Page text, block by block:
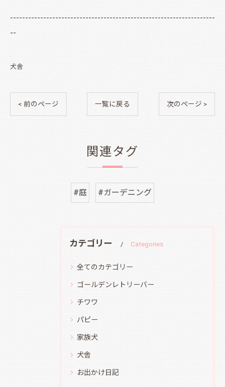
--------------------------------------------------------------------
--
犬舎
< 前のページ 一覧に戻る 次のページ >
関連タグ
#庭 #ガーデニング
カテゴリー Categories
全てのカテゴリー
ゴールデンレトリーバー
チワワ
パピー
家族犬
犬舎
お出かけ日記